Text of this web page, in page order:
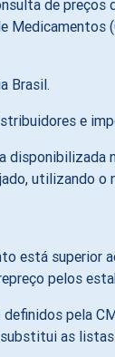
de preços
Medicamentos
Brasil.
e
utilizando
superior
pelos
pela
as